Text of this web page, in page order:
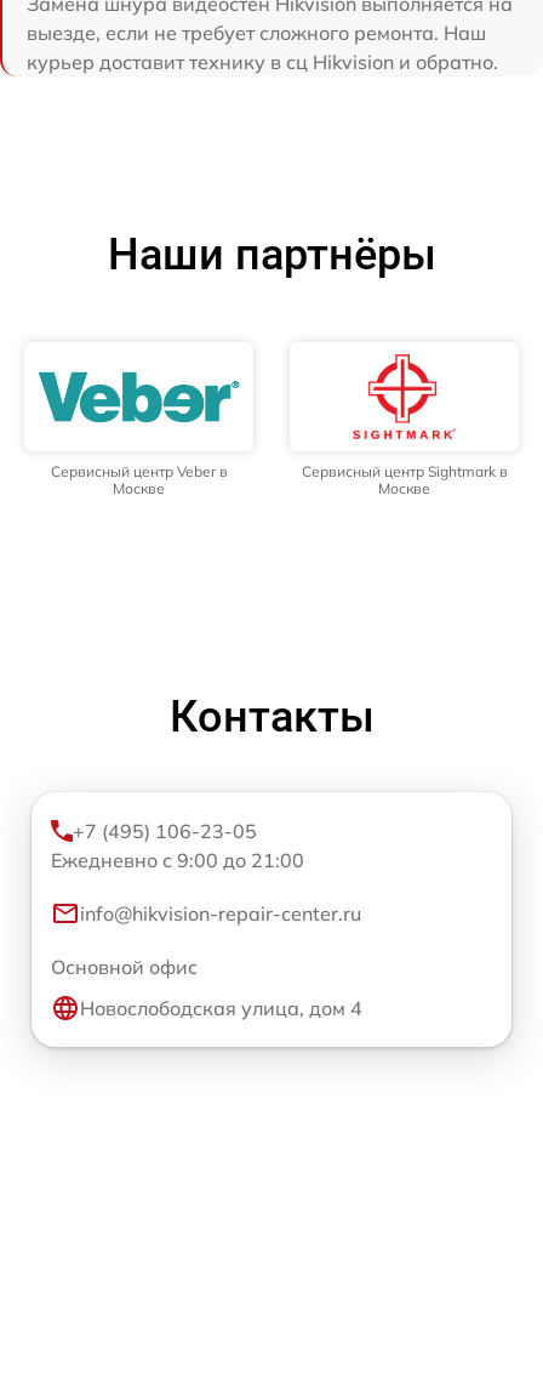
выезде, если не требует сложного ремонта. Наш
курьер доставит технику в сц Hikvision и обратно.
Наши партнёры
Сервисный центр Veber в
Москве
Сервисный центр Sightmark в
Москве
Контакты
+7 (495) 106-23-05
Ежедневно с 9:00 до 21:00
info@hikvision-repair-center.ru
Основной офис
Новослободская улица, дом 4